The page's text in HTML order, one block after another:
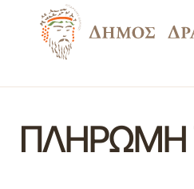
ΠΛΗΡΩΜΗ